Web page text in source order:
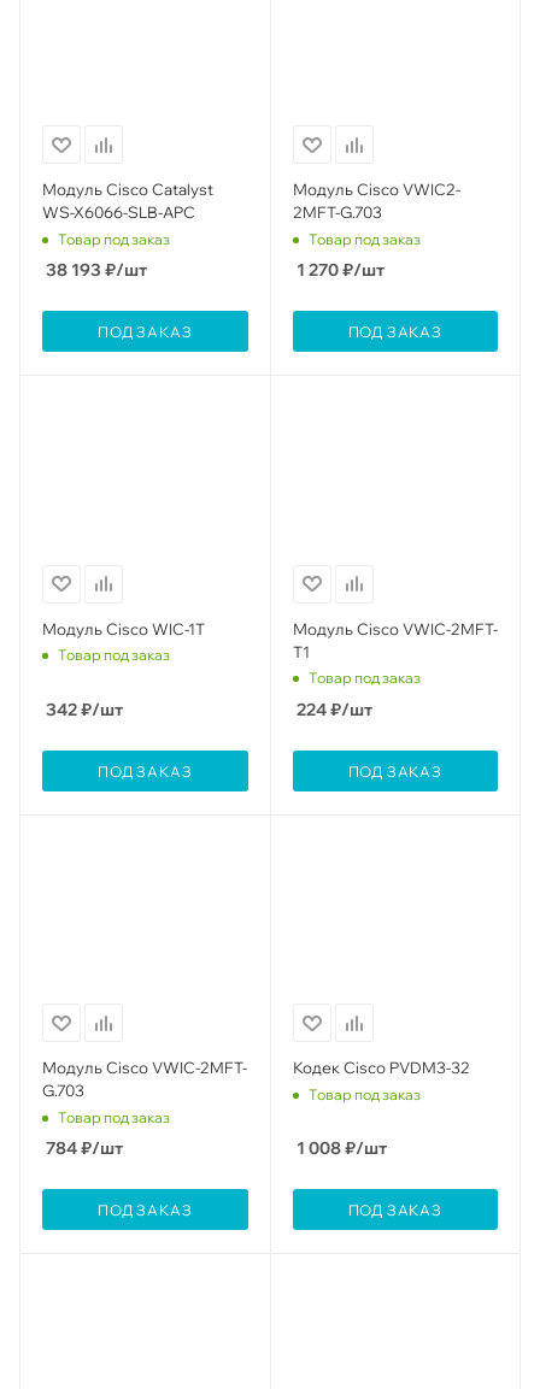
Модуль Cisco Catalyst
WS-X6066-SLB-APC
Товар под заказ
38 193 ₽/шт
ПОД ЗАКАЗ
Модуль Cisco VWIC2-
2MFT-G.703
Товар под заказ
1 270₽/шт
ПОД ЗАКАЗ
Модуль Cisco WIC-1T
Товар под заказ
342₽/шт
ПОД ЗАКАЗ
Модуль Cisco VWIC-2MFT-
T1
Товар под заказ
224₽/шт
ПОД ЗАКАЗ
Модуль Cisco VWIC-2MFT-
G.703
Товар под заказ
784₽/шт
ПОД ЗАКАЗ
Кодек Cisco PVDM3-32
Товар под заказ
1 008₽/шт
ПОД ЗАКАЗ